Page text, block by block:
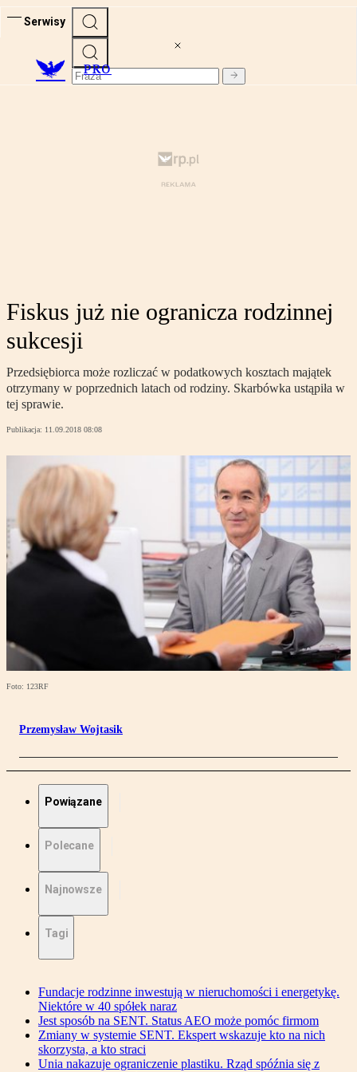
Serwisy
PRO
Fiskus już nie ogranicza rodzinnej
sukcesji
Przedsiębiorca może rozliczać w podatkowych kosztach majątek
otrzymany w poprzednich latach od rodziny. Skarbówka ustąpiła w
tej sprawie.
Publikacja: 11.09.2018 08:08
Foto: 123RF
Przemysław Wojtasik
Powiązane
Polecane
Najnowsze
Tagi
Fundacje rodzinne inwestują w nieruchomości i energetykę.
Niektóre w 40 spółek naraz
Jest sposób na SENT. Status AEO może pomóc firmom
Zmiany w systemie SENT. Ekspert wskazuje kto na nich
skorzysta, a kto straci
Unia nakazuje ograniczenie plastiku. Rząd spóźnia się z